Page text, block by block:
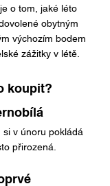
o tom, jaké léto
obytným
výchozím bodem
zážitky v létě.
koupit?
si v únoru pokládá
přirozená.